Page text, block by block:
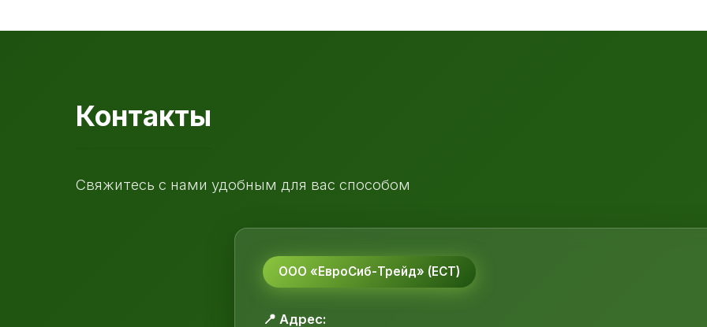
Контакты
Свяжитесь с нами удобным для вас способом
ООО «ЕвроСиб-Трейд» (ЕСТ)
📍 Адрес: